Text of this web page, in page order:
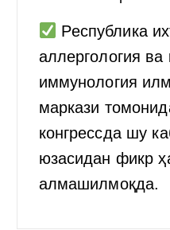
Республика
аллергология ва
иммунология
маркази
конгрессда шу
юзасидан фикр
алмашилмоқда.